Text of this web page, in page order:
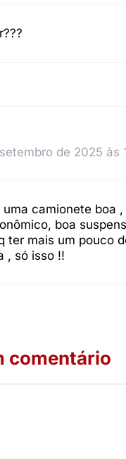
de 2025 às
uma camionete boa
boa
ter mais um pouco
, só isso !!
comentário